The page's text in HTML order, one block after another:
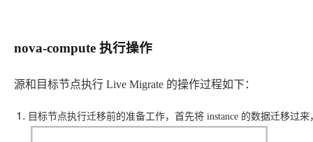
nova-compute 执行操作
源和目标节点执行 Live Migrate 的操作过程如下：
目标节点执行迁移前的准备工作，首先将 instance 的数据迁移过